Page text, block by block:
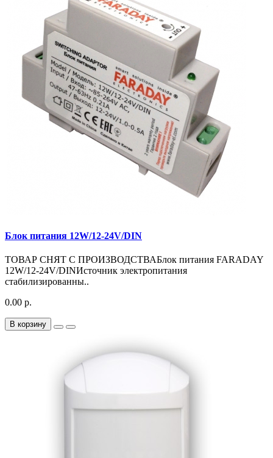
Блок питания 12W/12-24V/DIN
ТОВАР СНЯТ С ПРОИЗВОДСТВАБлок питания FARADAY
12W/12-24V/DINИсточник электропитания
стабилизированны..
0.00 р.
В корзину